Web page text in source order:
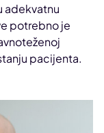
adekvatnu
potrebno je
pacijenta.